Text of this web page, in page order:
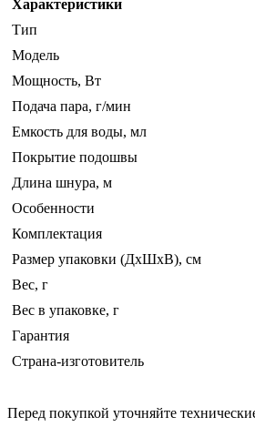
Характеристики
Тип
Модель
Мощность, Вт
Подача пара, г/мин
Емкость для воды, мл
Покрытие подошвы
Длина шнура, м
Особенности
Комплектация
Размер упаковки (ДхШхВ), см
Вес, г
Вес в упаковке, г
Гарантия
Страна-изготовитель
Перед покупкой уточняйте